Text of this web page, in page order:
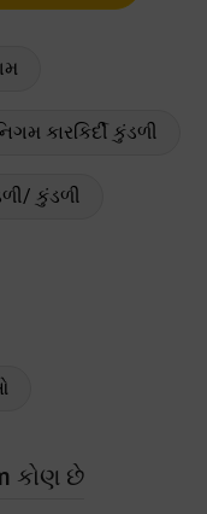
કારકિર્દી કુંડળી
કુંડળી
કોણ છે